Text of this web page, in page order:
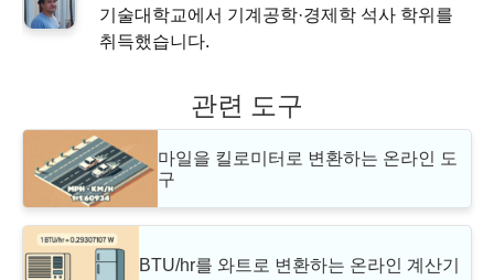
기술대학교에서 기계공학·경제학 석사 학위를
취득했습니다.
관련 도구
마일을 킬로미터로 변환하는 온라인 도
구
BTU/hr를 와트로 변환하는 온라인 계산기